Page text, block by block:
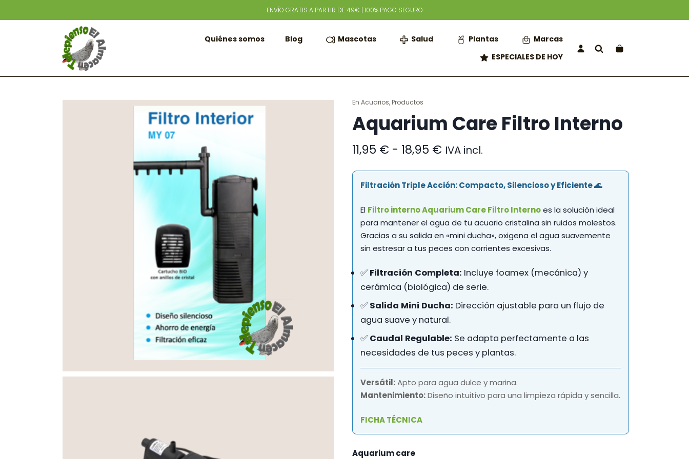
ENVÍO GRATIS A PARTIR DE 49€ | 100% PAGO SEGURO
Quiénes somos Blog Mascotas Salud Plantas
Marcas
ESPECIALES DE HOY
En Acuarios, Productos
Aquarium Care Filtro Interno
11,95 € - 18,95 € Rango
precios:
desde
hasta
18,95 €
IVA incl.
Filtración Triple Acción: Compacto, Silencioso y Eficiente 🌊
El Filtro interno Aquarium Care Filtro Internoes la solución ideal
para mantener el agua de tu acuario cristalina sin ruidos molestos.
Gracias a su salida en «mini ducha», oxigena el agua suavemente
sin estresar a tus peces con corrientes excesivas.
✅ Filtración Completa: Incluye foamex (mecánica) y
cerámica (biológica) de serie.
✅ Salida Mini Ducha: Dirección ajustable para un flujo de
agua suave y natural.
✅ Caudal Regulable: Se adapta perfectamente a las
necesidades de tus peces y plantas.
Versátil:Apto para agua dulce y marina.
Mantenimiento:Diseño intuitivo para una limpieza rápida y sencilla.
FICHA TÉCNICA
Aquarium care